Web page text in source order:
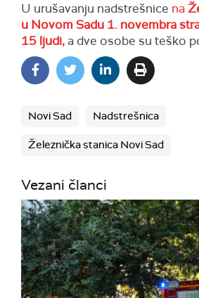
U urušavanju nadstrešnice na
u Novom Sadu 1. novembra
15 ljudi, a dve osobe su teško
Novi Sad Nadstrešnica
Železnička stanica Novi Sad
Vezani članci